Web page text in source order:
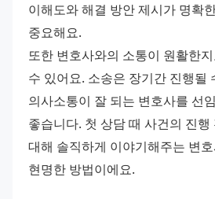
이해도와 해결 방안 제시가 명확
중요해요.
또한 변호사와의 소통이 원활한
수 있어요. 소송은 장기간 진행될
의사소통이 잘 되는 변호사를 선
좋습니다. 첫 상담 때 사건의 진
대해 솔직하게 이야기해주는 변
현명한 방법이에요.